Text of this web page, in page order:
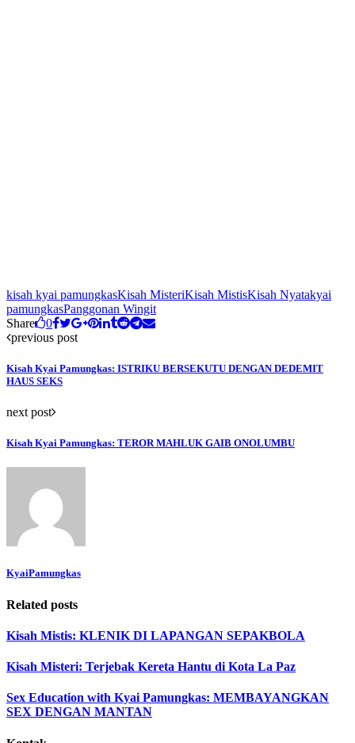
kisah kyai pamungkasKisah MisteriKisah MistisKisah Nyatakyai
pamungkasPanggonan Wingit
Share
0
previous post
Kisah Kyai Pamungkas: ISTRIKU BERSEKUTU DENGAN DEDEMIT
HAUS SEKS
next post
Kisah Kyai Pamungkas: TEROR MAHLUK GAIB ONOLUMBU
KyaiPamungkas
Related posts
Kisah Mistis: KLENIK DI LAPANGAN SEPAKBOLA
Kisah Misteri: Terjebak Kereta Hantu di Kota La Paz
Sex Education with Kyai Pamungkas: MEMBAYANGKAN
SEX DENGAN MANTAN